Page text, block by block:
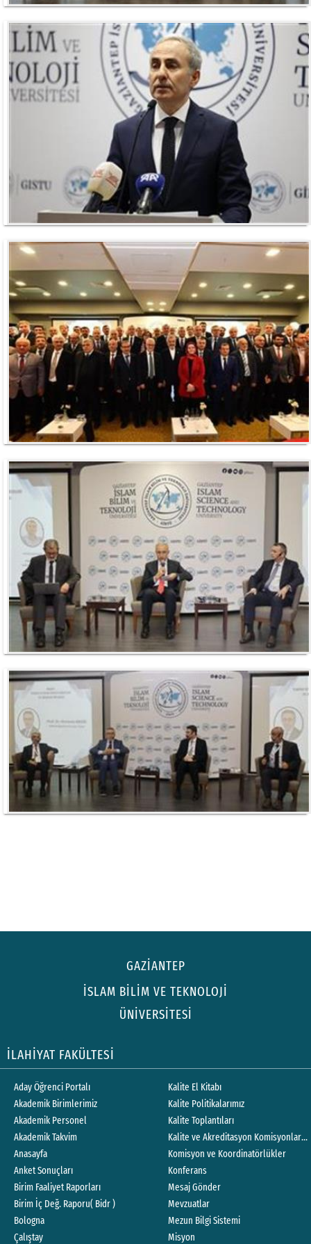
GAZİANTEP
İSLAM BİLİM VE TEKNOLOJİ
ÜNİVERSİTESİ
İLAHİYAT FAKÜLTESİ
Aday Öğrenci Portalı
Akademik Birimlerimiz
Akademik Personel
Akademik Takvim
Anasayfa
Anket Sonuçları
Birim Faaliyet Raporları
Birim İç Değ. Raporu( Bidr )
Bologna
Çalıştay
Kalite El Kitabı
Kalite Politikalarımız
Kalite Toplantıları
Kalite ve Akreditasyon Komisyonları
Komisyon ve Koordinatörlükler
Konferans
Mesaj Gönder
Mevzuatlar
Mezun Bilgi Sistemi
Misyon